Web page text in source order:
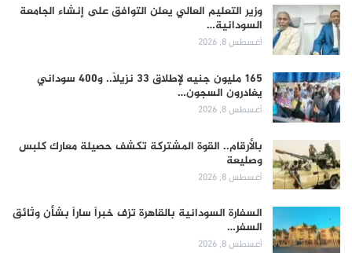
وزير التعليم العالي يعلن التوافق على إنشاء الجامعة
السودانية…
أغسطس 8, 2026
165 مليون جنيه لإطلاق 33 نزيلاً.. و400 سوداني
يغادرون السجون…
أغسطس 8, 2026
بالأرقام.. القوة المشتركة تكشف حصيلة معارك كلبس
وصليعة
أغسطس 8, 2026
السفارة السودانية بالقاهرة تزف خبراً ساراً بشأن وثائق
السفر…
أغسطس 8, 2026